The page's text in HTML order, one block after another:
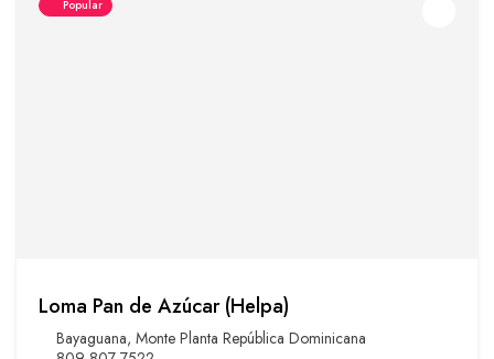
Popular
Loma Pan de Azúcar (Helpa)
Bayaguana, Monte Planta República Dominicana